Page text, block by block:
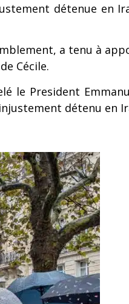
détenue en
a tenu à
Cécile.
le President
détenu en